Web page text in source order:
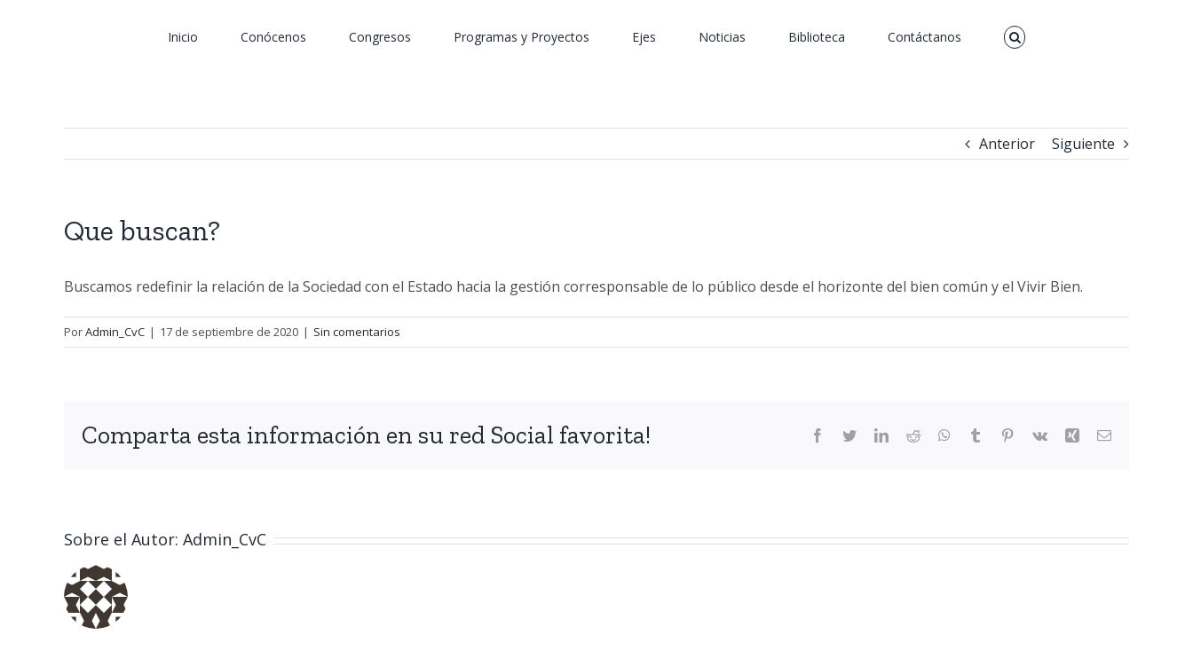
Inicio Conócenos Congresos Programas y Proyectos Ejes Noticias Biblioteca Contáctanos
Anterior Siguiente
Que buscan?
Buscamos redefinir la relación de la Sociedad con el Estado hacia la gestión corresponsable de lo público desde el horizonte del bien común y el Vivir Bien.
PorAdmin_CvC | 17 de septiembre de 2020 | Sin comentarios
Comparta esta información en su red Social favorita! Facebook
TwitterLinkedIn
Reddit WhatsApp
Tumblr Pinterest
Vk Xing Correo
Sobre el Autor: Admin_CvC